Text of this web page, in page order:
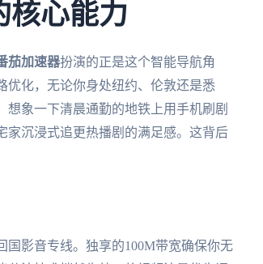
核心能力
茄加速器扮演的正是这个智能导航角
优化，无论你身处纽约、伦敦还是悉
象一下清晨通勤的地铁上用手机刷剧
家沉浸式追更热播剧的满足感。这背后
国影音专线。独享的100M带宽确保你无